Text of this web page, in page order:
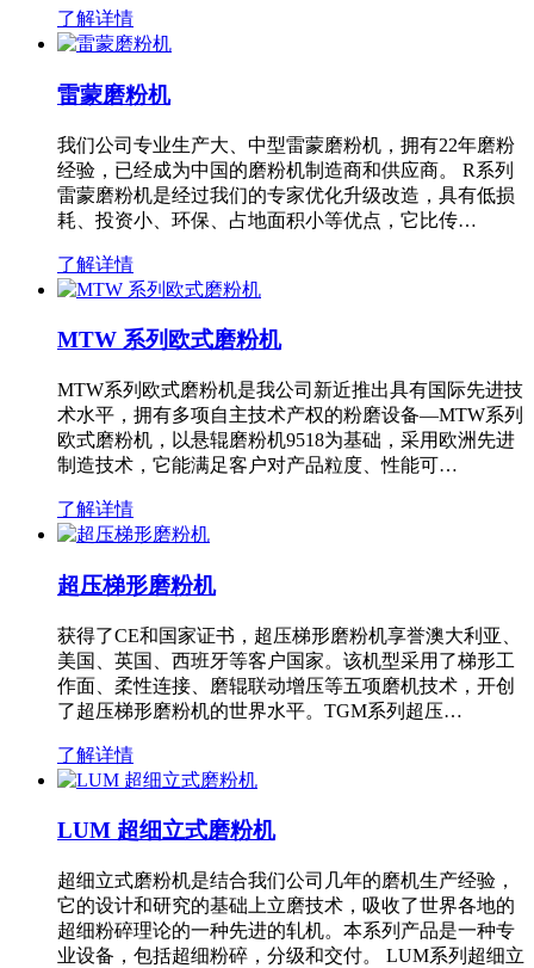
了解详情
雷蒙磨粉机
我们公司专业生产大、中型雷蒙磨粉机，拥有22年磨粉
经验，已经成为中国的磨粉机制造商和供应商。 R系列
雷蒙磨粉机是经过我们的专家优化升级改造，具有低损
耗、投资小、环保、占地面积小等优点，它比传…
了解详情
MTW 系列欧式磨粉机
MTW系列欧式磨粉机是我公司新近推出具有国际先进技
术水平，拥有多项自主技术产权的粉磨设备—MTW系列
欧式磨粉机，以悬辊磨粉机9518为基础，采用欧洲先进
制造技术，它能满足客户对产品粒度、性能可…
了解详情
超压梯形磨粉机
获得了CE和国家证书，超压梯形磨粉机享誉澳大利亚、
美国、英国、西班牙等客户国家。该机型采用了梯形工
作面、柔性连接、磨辊联动增压等五项磨机技术，开创
了超压梯形磨粉机的世界水平。TGM系列超压…
了解详情
LUM 超细立式磨粉机
超细立式磨粉机是结合我们公司几年的磨机生产经验，
它的设计和研究的基础上立磨技术，吸收了世界各地的
超细粉碎理论的一种先进的轧机。本系列产品是一种专
业设备，包括超细粉碎，分级和交付。 LUM系列超细立